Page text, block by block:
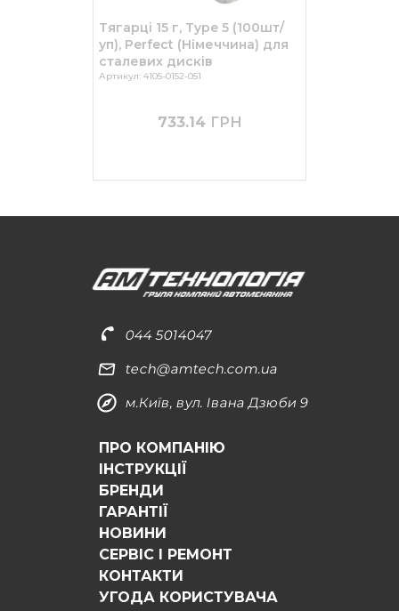
Тягарці 15 г, Type 5 (100шт/
уп), Perfect (Німеччина) для
сталевих дисків
Артикул: 4105-0152-051
733.14 ГРН
044 5014047
tech@amtech.com.ua
м.Київ, вул. Івана Дзюби 9
ПРО КОМПАНІЮ
ІНСТРУКЦІЇ
БРЕНДИ
ГАРАНТІЇ
НОВИНИ
СЕРВІС І РЕМОНТ
КОНТАКТИ
УГОДА КОРИСТУВАЧА